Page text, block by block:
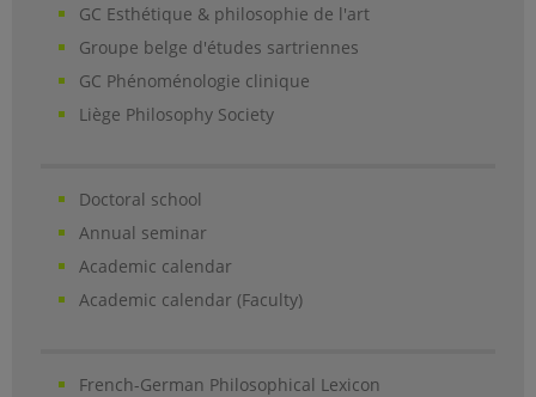
GC Esthétique & philosophie de l'art
Groupe belge d'études sartriennes
GC Phénoménologie clinique
Liège Philosophy Society
Doctoral school
Annual seminar
Academic calendar
Academic calendar (Faculty)
French-German Philosophical Lexicon